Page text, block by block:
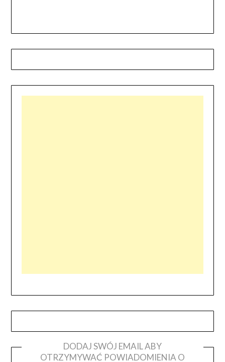
DODAJ SWÓJ EMAIL ABY
OTRZYMYWAĆ POWIADOMIENIA O